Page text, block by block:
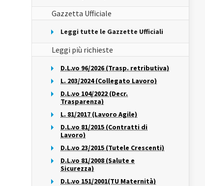
Gazzetta Ufficiale
Leggi tutte le Gazzette Ufficiali
Leggi più richieste
D.L.vo 96/2026 (Trasp. retributiva)
L. 203/2024 (Collegato Lavoro)
D.L.vo 104/2022 (Decr.
Trasparenza)
L. 81/2017 (Lavoro Agile)
D.L.vo 81/2015 (Contratti di
Lavoro)
D.L.vo 23/2015 (Tutele Crescenti)
D.L.vo 81/2008 (Salute e
Sicurezza)
D.L.vo 151/2001(TU Maternità)